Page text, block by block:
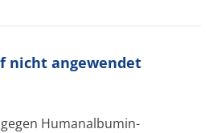
nicht angewendet
Humanalbumin-